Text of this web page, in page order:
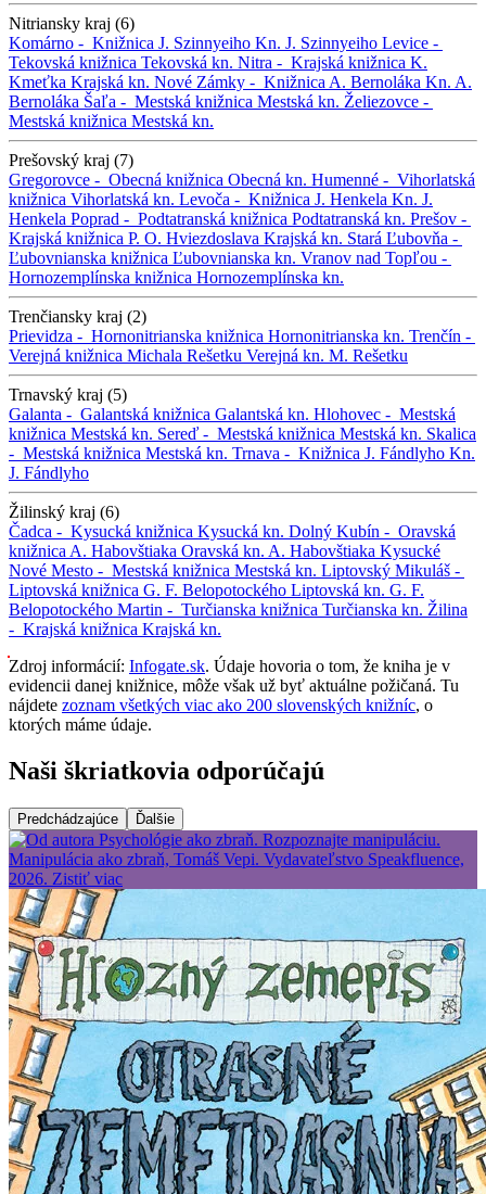
Nitriansky kraj (6)
Komárno - Knižnica J. Szinnyeiho Kn. J. Szinnyeiho Levice -
Tekovská knižnica Tekovská kn. Nitra - Krajská knižnica K.
Kmeťka Krajská kn. Nové Zámky - Knižnica A. Bernoláka Kn. A.
Bernoláka Šaľa - Mestská knižnica Mestská kn. Želiezovce -
Mestská knižnica Mestská kn.
Prešovský kraj (7)
Gregorovce - Obecná knižnica Obecná kn. Humenné - Vihorlatská
knižnica Vihorlatská kn. Levoča - Knižnica J. Henkela Kn. J.
Henkela Poprad - Podtatranská knižnica Podtatranská kn. Prešov -
Krajská knižnica P. O. Hviezdoslava Krajská kn. Stará Ľubovňa -
Ľubovnianska knižnica Ľubovnianska kn. Vranov nad Topľou -
Hornozemplínska knižnica Hornozemplínska kn.
Trenčiansky kraj (2)
Prievidza - Hornonitrianska knižnica Hornonitrianska kn. Trenčín -
Verejná knižnica Michala Rešetku Verejná kn. M. Rešetku
Trnavský kraj (5)
Galanta - Galantská knižnica Galantská kn. Hlohovec - Mestská
knižnica Mestská kn. Sereď - Mestská knižnica Mestská kn. Skalica
- Mestská knižnica Mestská kn. Trnava - Knižnica J. Fándlyho Kn.
J. Fándlyho
Žilinský kraj (6)
Čadca - Kysucká knižnica Kysucká kn. Dolný Kubín - Oravská
knižnica A. Habovštiaka Oravská kn. A. Habovštiaka Kysucké
Nové Mesto - Mestská knižnica Mestská kn. Liptovský Mikuláš -
Liptovská knižnica G. F. Belopotockého Liptovská kn. G. F.
Belopotockého Martin - Turčianska knižnica Turčianska kn. Žilina
- Krajská knižnica Krajská kn.
Zdroj informácií: Infogate.sk. Údaje hovoria o tom, že kniha je v
evidencii danej knižnice, môže však už byť aktuálne požičaná. Tu
nájdete zoznam všetkých viac ako 200 slovenských knižníc, o
ktorých máme údaje.
Naši škriatkovia odporúčajú
Predchádzajúce Ďalšie